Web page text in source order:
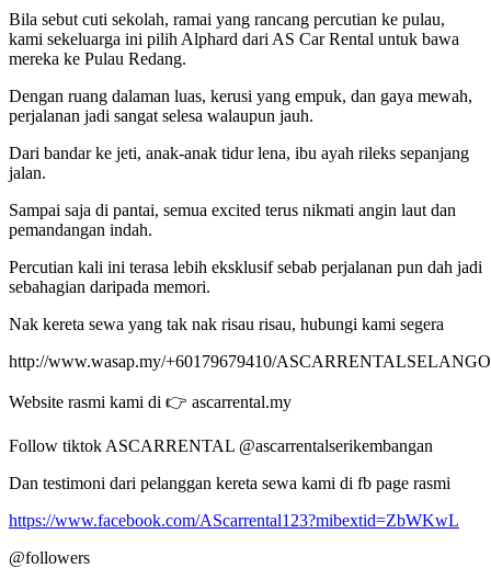
Bila sebut cuti sekolah, ramai yang rancang percutian ke pulau,
kami sekeluarga ini pilih Alphard dari AS Car Rental untuk bawa
mereka ke Pulau Redang.
Dengan ruang dalaman luas, kerusi yang empuk, dan gaya mewah,
perjalanan jadi sangat selesa walaupun jauh.
Dari bandar ke jeti, anak-anak tidur lena, ibu ayah rileks sepanjang
jalan.
Sampai saja di pantai, semua excited terus nikmati angin laut dan
pemandangan indah.
Percutian kali ini terasa lebih eksklusif sebab perjalanan pun dah jadi
sebahagian daripada memori.
Nak kereta sewa yang tak nak risau risau, hubungi kami segera
http://www.wasap.my/+60179679410/
Website rasmi kami di 👉 ascarrental.my
Follow tiktok ASCARRENTAL @ascarrentalserikembangan
Dan testimoni dari pelanggan kereta sewa kami di fb page rasmi
https://www.facebook.com/AScarrental123?mibextid=ZbWKwL
@followers